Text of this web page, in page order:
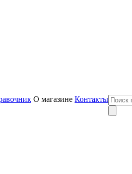
О магазине Контакты